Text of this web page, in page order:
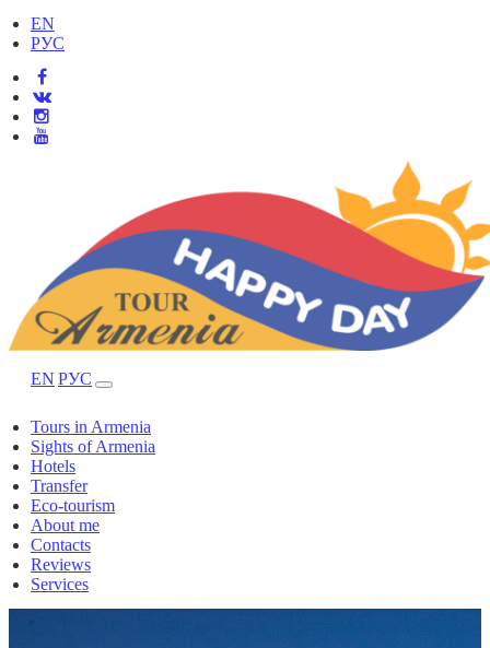
EN
РУС
EN РУС
Tours in Armenia
Sights of Armenia
Hotels
Transfer
Eco-tourism
About me
Contacts
Reviews
Services